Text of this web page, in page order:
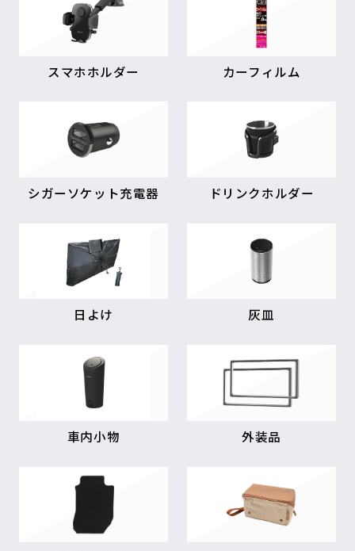
スマホホルダー カーフィルム
シガーソケット充電器 ドリンクホルダー
日よけ 灰皿
車内小物 外装品